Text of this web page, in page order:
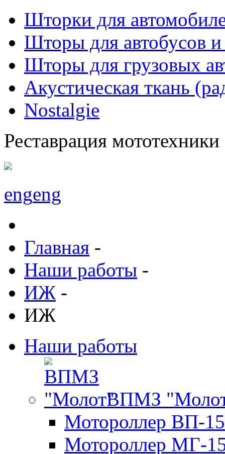
Шторки для
Шторы для автобусов
Шторы для грузовых
Акустическая ткань
Nostalgie
Реставрация мототехники
engeng
Главная -
Наши работы -
ИЖ -
ИЖ
Наши работы
ВПМЗ
Мотороллер ВП-
Мотороллер МГ-